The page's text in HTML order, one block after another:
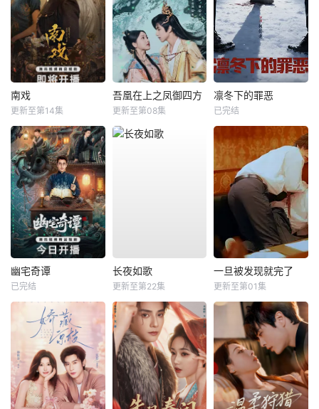
南戏
更新至第14集
吾凰在上之凤御四方
更新至第08集
凛冬下的罪恶
已完结
幽宅奇谭
已完结
长夜如歌
更新至第22集
一旦被发现就完了
更新至第01集